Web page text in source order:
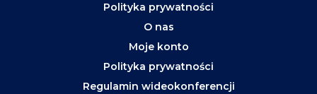
Polityka prywatności
O nas
Moje konto
Polityka prywatności
Regulamin wideokonferencji